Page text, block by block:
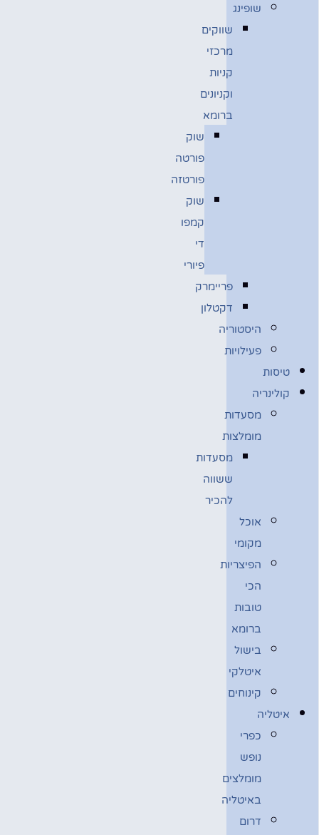
שופינג
שווקים
מרכזי
קניות
וקניונים
ברומא
שוק
פורטה
פורטזה
שוק
קמפו
די
פיורי
פריימרק
דקטלון
היסטוריה
פעילויות
טיסות
קולינריה
מסעדות
מומלצות
מסעדות
ששווה
להכיר
אוכל
מקומי
הפיצריות
הכי
טובות
ברומא
בישול
איטלקי
קינוחים
איטליה
כפרי
נופש
מומלצים
באיטליה
דרום